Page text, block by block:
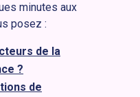
minutes aux
posez :
de la
?
de